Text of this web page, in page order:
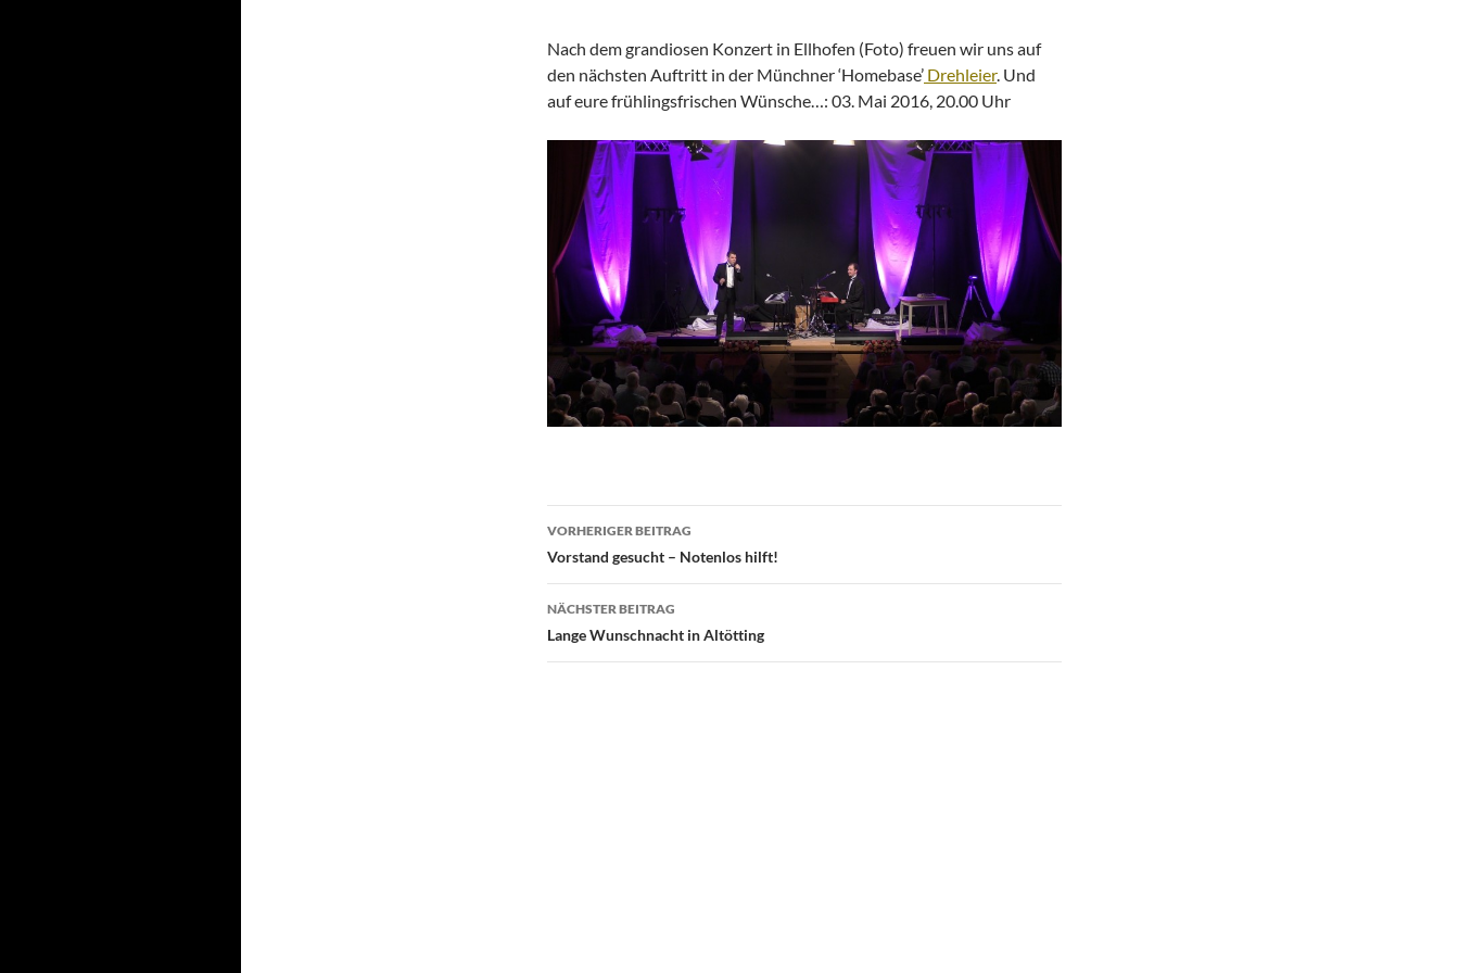
Nach dem grandiosen Konzert in Ellhofen (Foto) freuen wir uns auf
den nächsten Auftritt in der Münchner ‘Homebase’ Drehleier. Und
auf eure frühlingsfrischen Wünsche…: 03. Mai 2016, 20.00 Uhr
Beitragsnavigation
VORHERIGER BEITRAG
Vorstand gesucht – Notenlos hilft!
NÄCHSTER BEITRAG
Lange Wunschnacht in Altötting